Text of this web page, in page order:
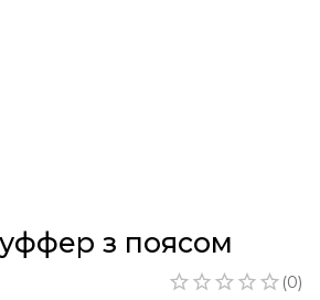
з поясом
(0)